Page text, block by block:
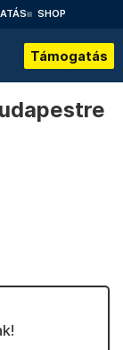
SHOP
Támogatás